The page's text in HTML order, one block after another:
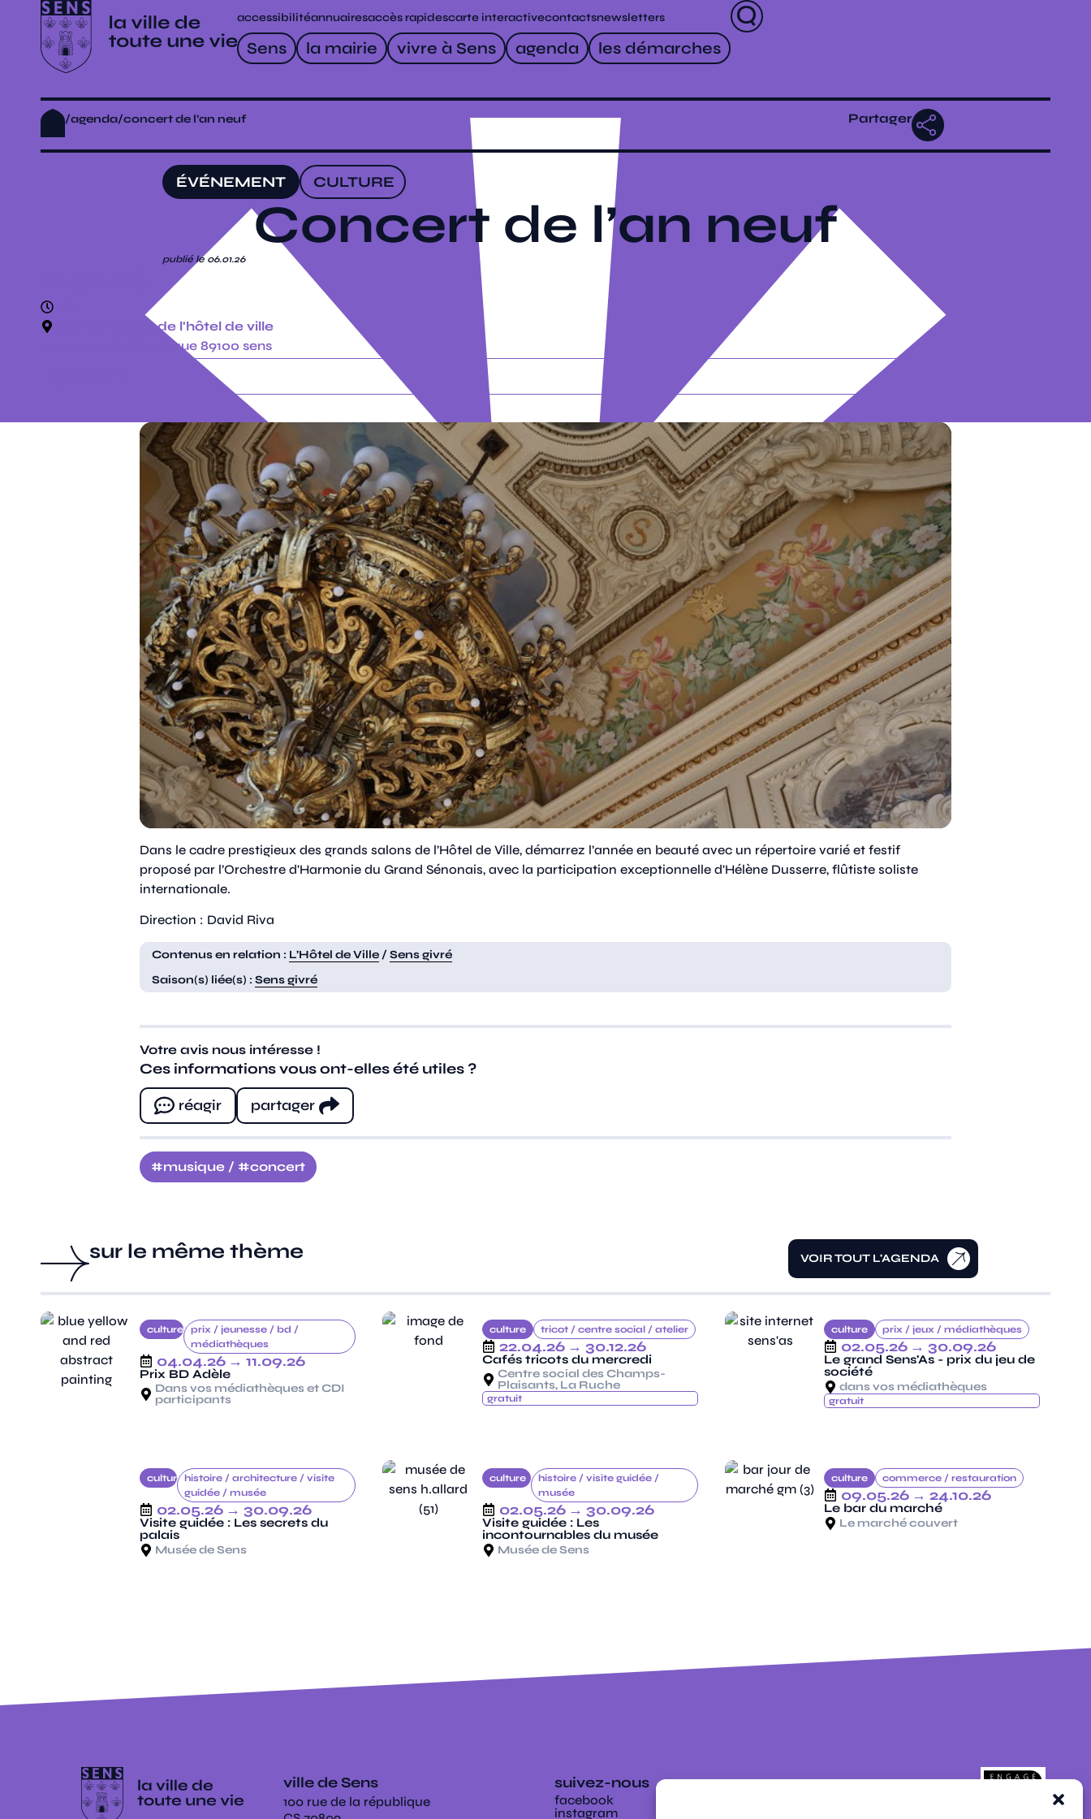
Sens la mairie vivre à Sens agenda les démarches
accessibilitéannuairesaccès rapidescarte interactivecontactsnewsletters
/agenda/concert de l’an neuf Partager
ÉVÉNEMENT CULTURE
Concert de l’an neuf
publié le 06.01.26
grands salons de l'hôtel de ville
100 rue de la république 89100 sens
Dans le cadre prestigieux des grands salons de l’Hôtel de Ville, démarrez l’année en beauté avec un répertoire varié et festif
proposé par l’Orchestre d'Harmonie du Grand Sénonais, avec la participation exceptionnelle d'Hélène Dusserre, flûtiste soliste
internationale.
Direction : David Riva
Contenus en relation : L’Hôtel de Ville / Sens givré
Saison(s) liée(s) : Sens givré
Votre avis nous intéresse !
Ces informations vous ont-elles été utiles ?
réagir partager
musique / concert
sur le même thème VOIR TOUT L'AGENDA
culture prix / jeunesse / bd /
médiathèques
04.04.26 → 11.09.26
Prix BD Adèle
Dans vos médiathèques et CDI
participants
culture tricot / centre social / atelier
22.04.26 → 30.12.26
Cafés tricots du mercredi
Centre social des Champs-
Plaisants, La Ruche
gratuit
culture prix /jeux /médiathèques
02.05.26 → 30.09.26
Le grand Sens'As - prix du jeu de
société
dans vos médiathèques
gratuit
culturehistoire / architecture / visite
guidée / musée
02.05.26 → 30.09.26
Visite guidée : Les secrets du
palais
Musée de Sens
culture histoire /visite guidée /
musée
02.05.26 → 30.09.26
Visite guidée : Les
incontournables du musée
Musée de Sens
culture commerce /restauration
09.05.26 → 24.10.26
Le bar du marché
Le marché couvert
ville de Sens
100 rue de la république
suivez-nous
facebook
instagram
pages